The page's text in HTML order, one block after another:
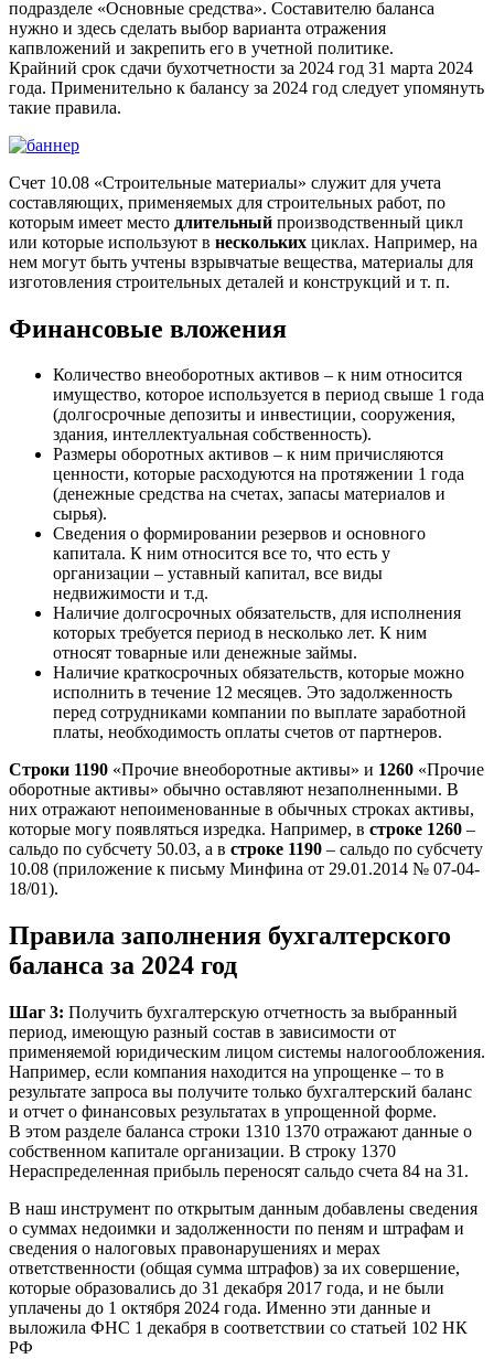
подразделе «Основные средства». Составителю баланса
нужно и здесь сделать выбор варианта отражения
капвложений и закрепить его в учетной политике.
Крайний срок сдачи бухотчетности за 2024 год 31 марта 2024
года. Применительно к балансу за 2024 год следует упомянуть
такие правила.
Счет 10.08 «Строительные материалы» служит для учета
составляющих, применяемых для строительных работ, по
которым имеет место длительный производственный цикл
или которые используют в нескольких циклах. Например, на
нем могут быть учтены взрывчатые вещества, материалы для
изготовления строительных деталей и конструкций и т. п.
Финансовые вложения
Количество внеоборотных активов – к ним относится
имущество, которое используется в период свыше 1 года
(долгосрочные депозиты и инвестиции, сооружения,
здания, интеллектуальная собственность).
Размеры оборотных активов – к ним причисляются
ценности, которые расходуются на протяжении 1 года
(денежные средства на счетах, запасы материалов и
сырья).
Сведения о формировании резервов и основного
капитала. К ним относится все то, что есть у
организации – уставный капитал, все виды
недвижимости и т.д.
Наличие долгосрочных обязательств, для исполнения
которых требуется период в несколько лет. К ним
относят товарные или денежные займы.
Наличие краткосрочных обязательств, которые можно
исполнить в течение 12 месяцев. Это задолженность
перед сотрудниками компании по выплате заработной
платы, необходимость оплаты счетов от партнеров.
Строки 1190 «Прочие внеоборотные активы» и 1260 «Прочие
оборотные активы» обычно оставляют незаполненными. В
них отражают непоименованные в обычных строках активы,
которые могу появляться изредка. Например, в строке 1260 –
сальдо по субсчету 50.03, а в строке 1190 – сальдо по субсчету
10.08 (приложение к письму Минфина от 29.01.2014 № 07-04-
18/01).
Правила заполнения бухгалтерского
баланса за 2024 год
Шаг 3: Получить бухгалтерскую отчетность за выбранный
период, имеющую разный состав в зависимости от
применяемой юридическим лицом системы налогообложения.
Например, если компания находится на упрощенке – то в
результате запроса вы получите только бухгалтерский баланс
и отчет о финансовых результатах в упрощенной форме.
В этом разделе баланса строки 1310 1370 отражают данные о
собственном капитале организации. В строку 1370
Нераспределенная прибыль переносят сальдо счета 84 на 31.
В наш инструмент по открытым данным добавлены сведения
о суммах недоимки и задолженности по пеням и штрафам и
сведения о налоговых правонарушениях и мерах
ответственности (общая сумма штрафов) за их совершение,
которые образовались до 31 декабря 2017 года, и не были
уплачены до 1 октября 2024 года. Именно эти данные и
выложила ФНС 1 декабря в соответствии со статьей 102 НК
РФ